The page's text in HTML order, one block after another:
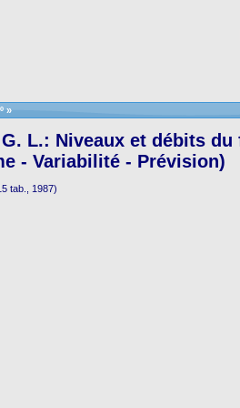
»
G. L.: Niveaux et débits du
- Variabilité - Prévision)
tab., 1987)